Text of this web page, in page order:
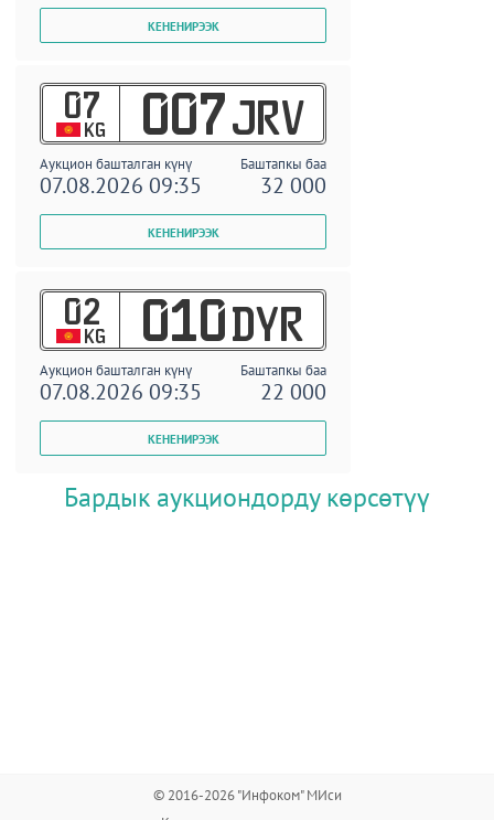
07
KG 007 JRV
Аукцион башталган күнү Баштапкы баа
07.08.2026 09:35 32 000
02
KG 010 DYR
Аукцион башталган күнү Баштапкы баа
07.08.2026 09:35 22 000
Бардык аукциондорду көрсөтүү
© 2016-2026 "Инфоком" МИси